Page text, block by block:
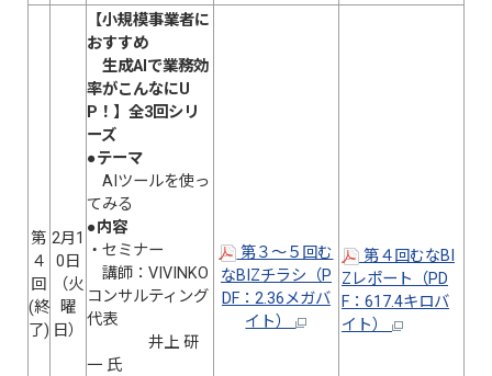
第
４
回
(終
了)
2月1
0日
（火
曜
日）
【小規模事業者に
おすすめ
生成AIで業務効
率がこんなにU
P！】全3回シリ
ーズ
●テーマ
AIツールを使っ
てみる
●内容
・セミナー
講師：VIVINKO
コンサルティング
代表
井上 研
一 氏
第３～５回む
なBIZチラシ（P
DF：2.36メガバ
イト）
第４回むなBI
Zレポート（PD
F：617.4キロバ
イト）